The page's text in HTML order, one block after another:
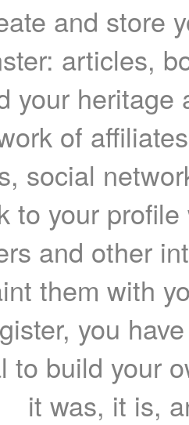
and store
articles,
your heritage
of
social
to your
and other
them with
you
to build your
it was, it is,